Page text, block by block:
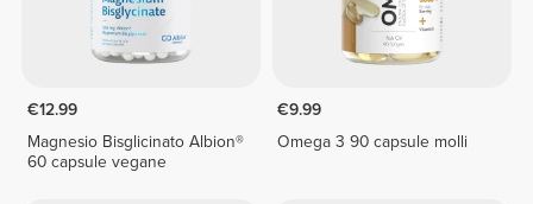
€12.99
Magnesio Bisglicinato Albion®
60 capsule vegane
€9.99
Omega 3 90 capsule molli